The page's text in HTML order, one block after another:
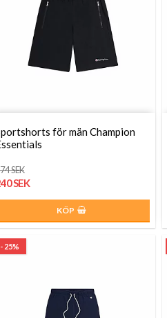
för män Champion
SEK
SEK
KÖP
- 25%